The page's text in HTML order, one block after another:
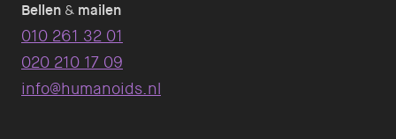
Bellen & mailen
010 261 32 01
020 210 17 09
info@humanoids.nl